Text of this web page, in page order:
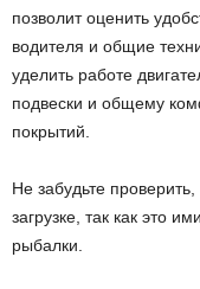
позволит оценить
водителя и общие
уделить работе
подвески и общему
покрытий.
Не забудьте
загрузке, так как это
рыбалки.